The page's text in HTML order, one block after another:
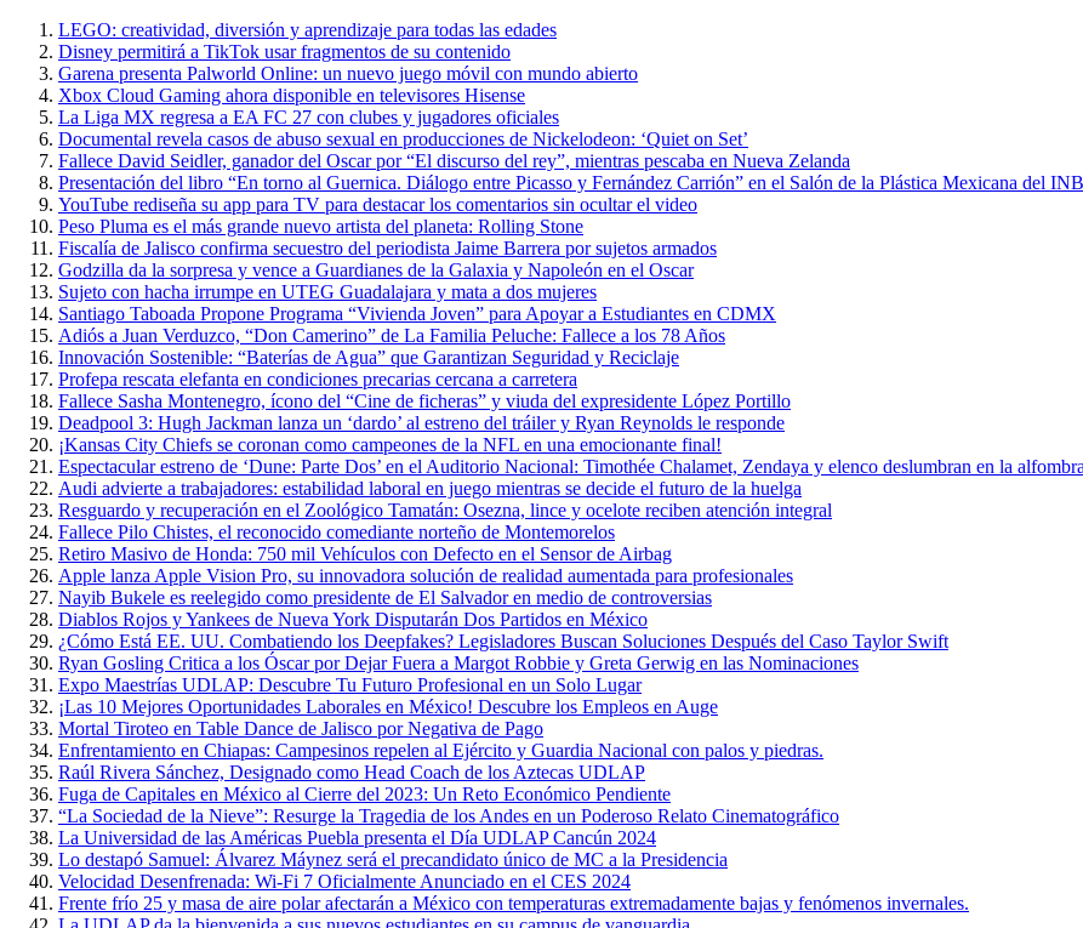
LEGO: creatividad, diversión y aprendizaje para todas las edades
Disney permitirá a TikTok usar fragmentos de su contenido
Garena presenta Palworld Online: un nuevo juego móvil con mundo abierto
Xbox Cloud Gaming ahora disponible en televisores Hisense
La Liga MX regresa a EA FC 27 con clubes y jugadores oficiales
Documental revela casos de abuso sexual en producciones de Nickelodeon: ‘Quiet on Set’
Fallece David Seidler, ganador del Oscar por “El discurso del rey”, mientras pescaba en Nueva Zelanda
Presentación del libro “En torno al Guernica. Diálogo entre Picasso y Fernández Carrión” en el Salón de la Plástica Mexicana del
YouTube rediseña su app para TV para destacar los comentarios sin ocultar el video
Peso Pluma es el más grande nuevo artista del planeta: Rolling Stone
Fiscalía de Jalisco confirma secuestro del periodista Jaime Barrera por sujetos armados
Godzilla da la sorpresa y vence a Guardianes de la Galaxia y Napoleón en el Oscar
Sujeto con hacha irrumpe en UTEG Guadalajara y mata a dos mujeres
Santiago Taboada Propone Programa “Vivienda Joven” para Apoyar a Estudiantes en CDMX
Adiós a Juan Verduzco, “Don Camerino” de La Familia Peluche: Fallece a los 78 Años
Innovación Sostenible: “Baterías de Agua” que Garantizan Seguridad y Reciclaje
Profepa rescata elefanta en condiciones precarias cercana a carretera
Fallece Sasha Montenegro, ícono del “Cine de ficheras” y viuda del expresidente López Portillo
Deadpool 3: Hugh Jackman lanza un ‘dardo’ al estreno del tráiler y Ryan Reynolds le responde
¡Kansas City Chiefs se coronan como campeones de la NFL en una emocionante final!
Espectacular estreno de ‘Dune: Parte Dos’ en el Auditorio Nacional: Timothée Chalamet, Zendaya y elenco deslumbran en la
Audi advierte a trabajadores: estabilidad laboral en juego mientras se decide el futuro de la huelga
Resguardo y recuperación en el Zoológico Tamatán: Osezna, lince y ocelote reciben atención integral
Fallece Pilo Chistes, el reconocido comediante norteño de Montemorelos
Retiro Masivo de Honda: 750 mil Vehículos con Defecto en el Sensor de Airbag
Apple lanza Apple Vision Pro, su innovadora solución de realidad aumentada para profesionales
Nayib Bukele es reelegido como presidente de El Salvador en medio de controversias
Diablos Rojos y Yankees de Nueva York Disputarán Dos Partidos en México
¿Cómo Está EE. UU. Combatiendo los Deepfakes? Legisladores Buscan Soluciones Después del Caso Taylor Swift
Ryan Gosling Critica a los Óscar por Dejar Fuera a Margot Robbie y Greta Gerwig en las Nominaciones
Expo Maestrías UDLAP: Descubre Tu Futuro Profesional en un Solo Lugar
¡Las 10 Mejores Oportunidades Laborales en México! Descubre los Empleos en Auge
Mortal Tiroteo en Table Dance de Jalisco por Negativa de Pago
Enfrentamiento en Chiapas: Campesinos repelen al Ejército y Guardia Nacional con palos y piedras.
Raúl Rivera Sánchez, Designado como Head Coach de los Aztecas UDLAP
Fuga de Capitales en México al Cierre del 2023: Un Reto Económico Pendiente
“La Sociedad de la Nieve”: Resurge la Tragedia de los Andes en un Poderoso Relato Cinematográfico
La Universidad de las Américas Puebla presenta el Día UDLAP Cancún 2024
Lo destapó Samuel: Álvarez Máynez será el precandidato único de MC a la Presidencia
Velocidad Desenfrenada: Wi-Fi 7 Oficialmente Anunciado en el CES 2024
Frente frío 25 y masa de aire polar afectarán a México con temperaturas extremadamente bajas y fenómenos invernales.